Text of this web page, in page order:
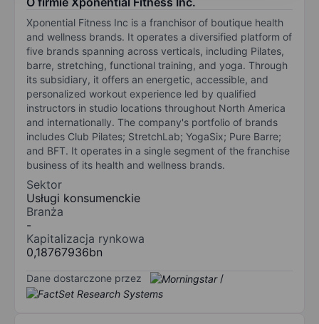
Xponential Fitness Inc is a franchisor of boutique health
and wellness brands. It operates a diversified platform of
five brands spanning across verticals, including Pilates,
barre, stretching, functional training, and yoga. Through
its subsidiary, it offers an energetic, accessible, and
personalized workout experience led by qualified
instructors in studio locations throughout North America
and internationally. The company's portfolio of brands
includes Club Pilates; StretchLab; YogaSix; Pure Barre;
and BFT. It operates in a single segment of the franchise
business of its health and wellness brands.
Sektor
Usługi konsumenckie
Branża
-
Kapitalizacja rynkowa
0,18767936bn
Dane dostarczone przez /